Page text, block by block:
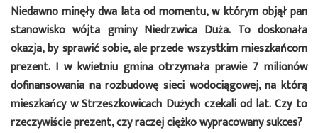
Niedawno minęły dwa lata od momentu, w którym objął pan
stanowisko wójta gminy Niedrzwica Duża. To doskonała
okazja, by sprawić sobie, ale przede wszystkim mieszkańcom
prezent. I w kwietniu gmina otrzymała prawie 7 milionów
dofinansowania na rozbudowę sieci wodociągowej, na którą
mieszkańcy w Strzeszkowicach Dużych czekali od lat. Czy to
rzeczywiście prezent, czy raczej ciężko wypracowany sukces?